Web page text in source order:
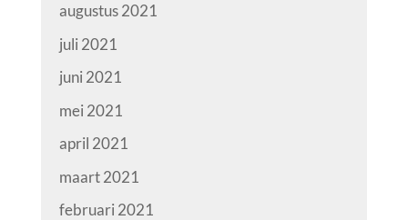
augustus 2021
juli 2021
juni 2021
mei 2021
april 2021
maart 2021
februari 2021